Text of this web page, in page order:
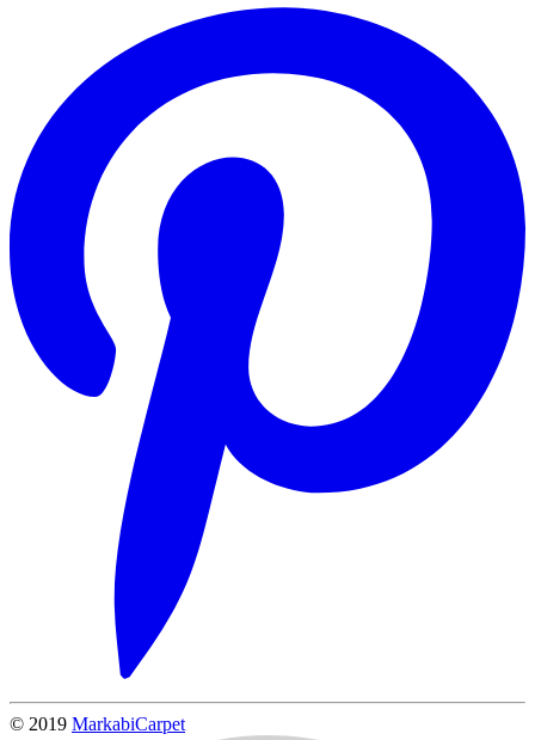
© 2019 MarkabiCarpet